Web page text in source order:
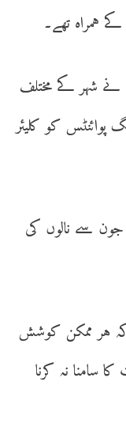
ہمراہ تھے۔
نے شہر کے مختلف
پوائنٹس کو کلیئر
ان کا کہنا ہے کہ بارشوں سے قبل 15 جون سے نالوں کی
ہر ممکن کوشش
سامنا نہ کرنا